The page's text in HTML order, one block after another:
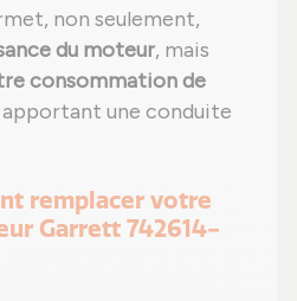
non seulement,
du moteur, mais
consommation de
une conduite
remplacer votre
Garrett 742614-